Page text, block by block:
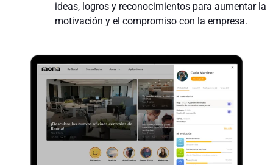
ideas, logros y reconocimientos para aumentar la
motivación y el compromiso con la empresa.